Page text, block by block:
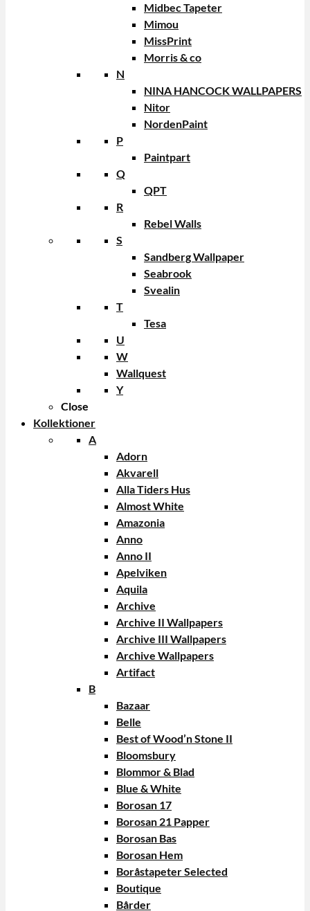
Midbec Tapeter
Mimou
MissPrint
Morris & co
N
NINA HANCOCK WALLPAPERS
Nitor
NordenPaint
P
Paintpart
Q
QPT
R
Rebel Walls
S
Sandberg Wallpaper
Seabrook
Svealin
T
Tesa
U
W
Wallquest
Y
Close
Kollektioner
A
Adorn
Akvarell
Alla Tiders Hus
Almost White
Amazonia
Anno
Anno II
Apelviken
Aquila
Archive
Archive II Wallpapers
Archive III Wallpapers
Archive Wallpapers
Artifact
B
Bazaar
Belle
Best of Wood’n Stone II
Bloomsbury
Blommor & Blad
Blue & White
Borosan 17
Borosan 21 Papper
Borosan Bas
Borosan Hem
Boråstapeter Selected
Boutique
Bårder